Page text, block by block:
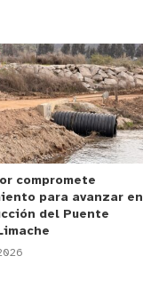
compromete
para avanzar en
del Puente